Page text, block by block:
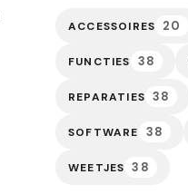
ACCESSOIRES 20
FUNCTIES 38
REPARATIES 38
SOFTWARE 38
WEETJES 38